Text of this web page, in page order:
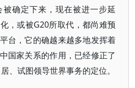
确定下来，现在被进一步延
，或被G20所取代，都尚难预
台，它的确越来越多地发挥着
国家关系的作用，已经修正了
、试图领导世界事务的定位。